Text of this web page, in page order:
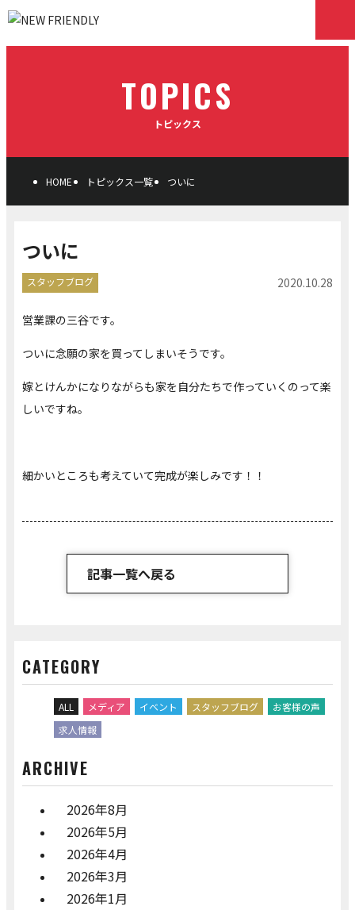
TOPICS
トピックス
HOME トピックス一覧 ついに
ついに
スタッフブログ 2020.10.28
営業課の三谷です。
ついに念願の家を買ってしまいそうです。
嫁とけんかになりながらも家を自分たちで作っていくのって楽
しいですね。
細かいところも考えていて完成が楽しみです！！
記事一覧へ戻る
CATEGORY
ALL メディア イベント スタッフブログ
お客様の声
求人情報
ARCHIVE
2026年8月
2026年5月
2026年4月
2026年3月
2026年1月